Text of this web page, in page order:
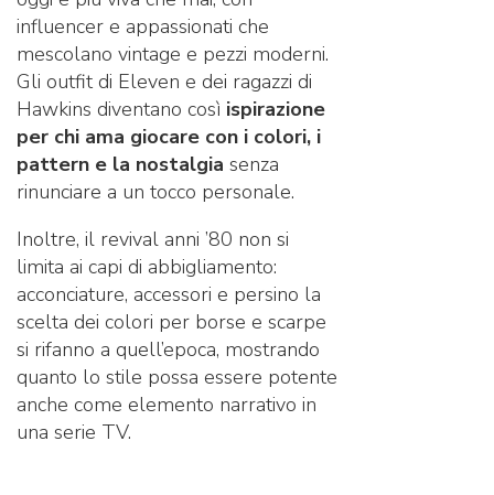
influencer e appassionati che
mescolano vintage e pezzi moderni.
Gli outfit di Eleven e dei ragazzi di
Hawkins diventano così ispirazione
per chi ama giocare con i colori, i
pattern e la nostalgia senza
rinunciare a un tocco personale.
Inoltre, il revival anni ’80 non si
limita ai capi di abbigliamento:
acconciature, accessori e persino la
scelta dei colori per borse e scarpe
si rifanno a quell’epoca, mostrando
quanto lo stile possa essere potente
anche come elemento narrativo in
una serie TV.